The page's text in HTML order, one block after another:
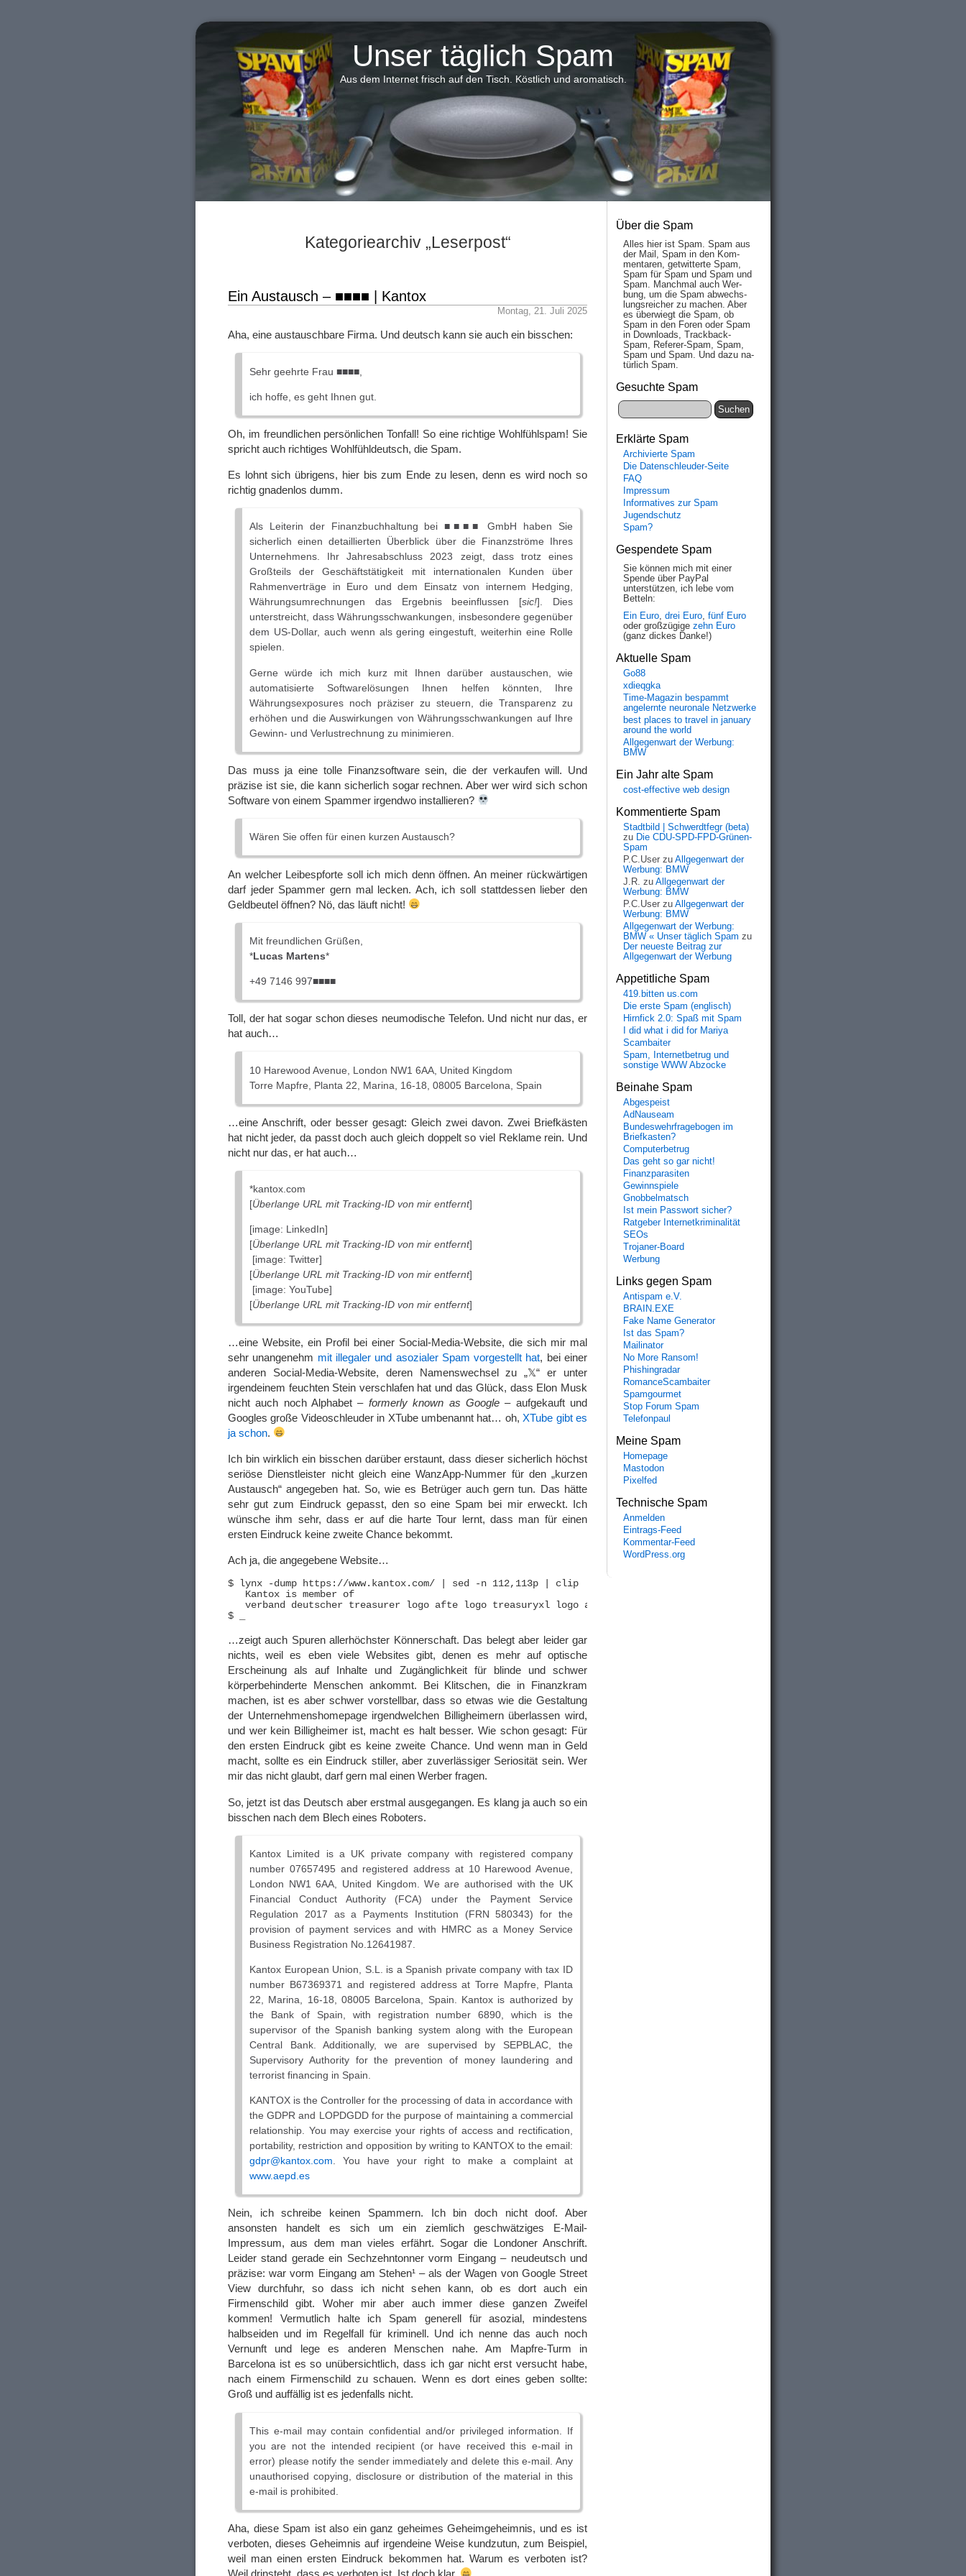
Unser täglich Spam
Aus dem Internet frisch auf den Tisch. Köstlich und aromatisch.
Kategoriearchiv „Leserpost“
Ein Austausch – ■■■■ | Kantox
Montag, 21. Juli 2025
Aha, eine austauschbare Firma. Und deutsch kann sie auch ein bisschen:
Sehr geehrte Frau ■■■■,
ich hoffe, es geht Ihnen gut.
Oh, im freundlichen persönlichen Tonfall! So eine richtige Wohlfühlspam! Sie
spricht auch richtiges Wohlfühldeutsch, die Spam.
Es lohnt sich übrigens, hier bis zum Ende zu lesen, denn es wird noch so
richtig gnadenlos dumm.
Als Leiterin der Finanzbuchhaltung bei ■■■■ GmbH haben Sie
sicherlich einen detaillierten Überblick über die Finanzströme Ihres
Unternehmens. Ihr Jahresabschluss 2023 zeigt, dass trotz eines
Großteils der Geschäftstätigkeit mit internationalen Kunden über
Rahmenverträge in Euro und dem Einsatz von internem Hedging,
Währungsumrechnungen das Ergebnis beeinflussen [sic!]. Dies
unterstreicht, dass Währungsschwankungen, insbesondere gegenüber
dem US-Dollar, auch wenn als gering eingestuft, weiterhin eine Rolle
spielen.
Gerne würde ich mich kurz mit Ihnen darüber austauschen, wie
automatisierte Softwarelösungen Ihnen helfen könnten, Ihre
Währungsexposures noch präziser zu steuern, die Transparenz zu
erhöhen und die Auswirkungen von Währungsschwankungen auf Ihre
Gewinn- und Verlustrechnung zu minimieren.
Das muss ja eine tolle Finanzsoftware sein, die der verkaufen will. Und
präzise ist sie, die kann sicherlich sogar rechnen. Aber wer wird sich schon
Software von einem Spammer irgendwo installieren?
Wären Sie offen für einen kurzen Austausch?
An welcher Leibespforte soll ich mich denn öffnen. An meiner rückwärtigen
darf jeder Spammer gern mal lecken. Ach, ich soll stattdessen lieber den
Geldbeutel öffnen? Nö, das läuft nicht!
Mit freundlichen Grüßen,
*Lucas Martens*
+49 7146 997■■■■
Toll, der hat sogar schon dieses neumodische Telefon. Und nicht nur das, er
hat auch…
10 Harewood Avenue, London NW1 6AA, United Kingdom
Torre Mapfre, Planta 22, Marina, 16-18, 08005 Barcelona, Spain
…eine Anschrift, oder besser gesagt: Gleich zwei davon. Zwei Briefkästen
hat nicht jeder, da passt doch auch gleich doppelt so viel Reklame rein. Und
nicht nur das, er hat auch…
*kantox.com
[Überlange URL mit Tracking-ID von mir entfernt]
[image: LinkedIn]
[Überlange URL mit Tracking-ID von mir entfernt]
[image: Twitter]
[Überlange URL mit Tracking-ID von mir entfernt]
[image: YouTube]
[Überlange URL mit Tracking-ID von mir entfernt]
…eine Website, ein Profil bei einer Social-Media-Website, die sich mir mal
sehr unangenehm mit illegaler und asozialer Spam vorgestellt hat, bei einer
anderen Social-Media-Website, deren Namenswechsel zu „𝕏“ er unter
irgendeinem feuchten Stein verschlafen hat und das Glück, dass Elon Musk
nicht auch noch Alphabet – formerly known as Google– aufgekauft und
Googles große Videoschleuder in XTube umbenannt hat… oh,XTube gibt es
ja schon.
Ich bin wirklich ein bisschen darüber erstaunt, dass dieser sicherlich höchst
seriöse Dienstleister nicht gleich eine WanzApp-Nummer für den „kurzen
Austausch“ angegeben hat. So, wie es Betrüger auch gern tun. Das hätte
sehr gut zum Eindruck gepasst, den so eine Spam bei mir erweckt. Ich
wünsche ihm sehr, dass er auf die harte Tour lernt, dass man für einen
ersten Eindruck keine zweite Chance bekommt.
Ach ja, die angegebene Website…
$ lynx -dump https://www.kantox.com/ | sed -n 112,113p | clip
   Kantox is member of
   verband deutscher treasurer logo afte logo treasuryxl logo apd logo
…zeigt auch Spuren allerhöchster Könnerschaft. Das belegt aber leider gar
nichts, weil es eben viele Websites gibt, denen es mehr auf optische
Erscheinung als auf Inhalte und Zugänglichkeit für blinde und schwer
körperbehinderte Menschen ankommt. Bei Klitschen, die in Finanzkram
machen, ist es aber schwer vorstellbar, dass so etwas wie die Gestaltung
der Unternehmenshomepage irgendwelchen Billigheimern überlassen wird,
und wer kein Billigheimer ist, macht es halt besser. Wie schon gesagt: Für
den ersten Eindruck gibt es keine zweite Chance. Und wenn man in Geld
macht, sollte es ein Eindruck stiller, aber zuverlässiger Seriosität sein. Wer
mir das nicht glaubt, darf gern mal einen Werber fragen.
So, jetzt ist das Deutsch aber erstmal ausgegangen. Es klang ja auch so ein
bisschen nach dem Blech eines Roboters.
Kantox Limited is a UK private company with registered company
number 07657495 and registered address at 10 Harewood Avenue,
London NW1 6AA, United Kingdom. We are authorised with the UK
Financial Conduct Authority (FCA) under the Payment Service
Regulation 2017 as a Payments Institution (FRN 580343) for the
provision of payment services and with HMRC as a Money Service
Business Registration No.12641987.
Kantox European Union, S.L. is a Spanish private company with tax ID
number B67369371 and registered address at Torre Mapfre, Planta
22, Marina, 16-18, 08005 Barcelona, Spain. Kantox is authorized by
the Bank of Spain, with registration number 6890, which is the
supervisor of the Spanish banking system along with the European
Central Bank. Additionally, we are supervised by SEPBLAC, the
Supervisory Authority for the prevention of money laundering and
terrorist financing in Spain.
KANTOX is the Controller for the processing of data in accordance with
the GDPR and LOPDGDD for the purpose of maintaining a commercial
relationship. You may exercise your rights of access and rectification,
portability, restriction and opposition by writing to KANTOX to the email:
gdpr@kantox.com . You have your right to make a complaint at
www.aepd.es
Nein, ich schreibe keinen Spammern. Ich bin doch nicht doof. Aber
ansonsten handelt es sich um ein ziemlich geschwätziges E-Mail-
Impressum, aus dem man vieles erfährt. Sogar die Londoner Anschrift.
Leider stand gerade ein Sechzehntonner vorm Eingang – neudeutsch und
präzise: war vorm Eingang am Stehen¹ – als der Wagen von Google Street
View durchfuhr, so dass ich nicht sehen kann, ob es dort auch ein
Firmenschild gibt. Woher mir aber auch immer diese ganzen Zweifel
kommen! Vermutlich halte ich Spam generell für asozial, mindestens
halbseiden und im Regelfall für kriminell. Und ich nenne das auch noch
Vernunft und lege es anderen Menschen nahe. Am Mapfre-Turm in
Barcelona ist es so unübersichtlich, dass ich gar nicht erst versucht habe,
nach einem Firmenschild zu schauen. Wenn es dort eines geben sollte:
Groß und auffällig ist es jedenfalls nicht.
This e-mail may contain confidential and/or privileged information. If
you are not the intended recipient (or have received this e-mail in
error) please notify the sender immediately and delete this e-mail. Any
unauthorised copying, disclosure or distribution of the material in this
e-mail is prohibited.
Aha, diese Spam ist also ein ganz geheimes Geheimgeheimnis, und es ist
verboten, dieses Geheimnis auf irgendeine Weise kundzutun, zum Beispiel,
weil man einen ersten Eindruck bekommen hat. Warum es verboten ist?
Weil drinsteht, dass es verboten ist. Ist doch klar.
Über die Spam
Alles hier ist Spam. Spam aus
der Mail, Spam in den Kom­
men­taren, ge­twit­ter­te Spam,
Spam für Spam und Spam und
Spam. Manch­mal auch Wer­
bung, um die Spam ab­wechs­
lungs­reich­er zu mach­en. Aber
es über­wiegt die Spam, ob
Spam in den Fo­ren oder Spam
in Down­loads, Track­back-
Spam, Re­fe­rer-Spam, Spam,
Spam und Spam. Und da­zu na­
tür­lich Spam.
Gesuchte Spam
Erklärte Spam
Archivierte Spam
Die Datenschleuder-Seite
FAQ
Impressum
Informatives zur Spam
Jugendschutz
Spam?
Gespendete Spam
Sie können mich mit einer
Spende über PayPal
unterstützen, ich lebe vom
Betteln:
Ein Euro, drei Euro, fünf Euro
oder großzügige zehn Euro
(ganz dickes Danke!)
Aktuelle Spam
Go88
xdieqgka
Time-Magazin bespammt
angelernte neuronale Netzwerke
best places to travel in january
around the world
Allgegenwart der Werbung:
BMW
Ein Jahr alte Spam
cost-effective web design
Kommentierte Spam
Stadtbild | Schwerdtfegr (beta)
zu Die CDU-SPD-FPD-Grünen-
Spam
P.C.User zu Allgegenwart der
Werbung: BMW
J.R. zu Allgegenwart der
Werbung: BMW
P.C.User zu Allgegenwart der
Werbung: BMW
Allgegenwart der Werbung:
BMW « Unser täglich Spam zu
Der neueste Beitrag zur
Allgegenwart der Werbung
Appetitliche Spam
419.bitten us.com
Die erste Spam (englisch)
Hirnfick 2.0: Spaß mit Spam
I did what i did for Mariya
Scambaiter
Spam, Internetbetrug und
sonstige WWW Abzocke
Beinahe Spam
Abgespeist
AdNauseam
Bundeswehrfragebogen im
Briefkasten?
Computerbetrug
Das geht so gar nicht!
Finanzparasiten
Gewinnspiele
Gnobbelmatsch
Ist mein Passwort sicher?
Ratgeber Internetkriminalität
SEOs
Trojaner-Board
Werbung
Links gegen Spam
Antispam e.V.
BRAIN.EXE
Fake Name Generator
Ist das Spam?
Mailinator
No More Ransom!
Phishingradar
RomanceScambaiter
Spamgourmet
Stop Forum Spam
Telefonpaul
Meine Spam
Homepage
Mastodon
Pixelfed
Technische Spam
Anmelden
Eintrags-Feed
Kommentar-Feed
WordPress.org